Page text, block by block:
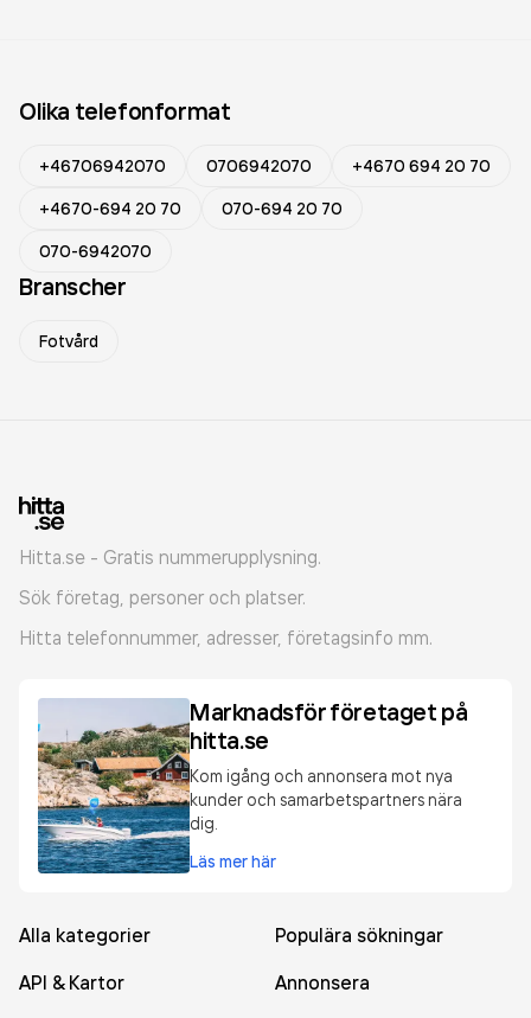
Olika telefonformat
+46706942070 0706942070
+4670 694 20 70
+4670-694 20 70
070-694 20 70
070-6942070
Branscher
Fotvård
Hitta.se - Gratis nummerupplysning.
Sök företag, personer och platser.
Hitta telefonnummer, adresser, företagsinfo mm.
Marknadsför företaget på
hitta.se
Kom igång och annonsera mot nya
kunder och samarbetspartners nära
dig.
Läs mer här
Alla kategorier
Populära sökningar
API & Kartor
Annonsera